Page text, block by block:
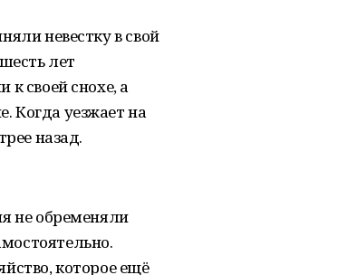
невестку в свой
лет
своей снохе, а
Когда уезжает на
назад.
не обременяли
которое ещё